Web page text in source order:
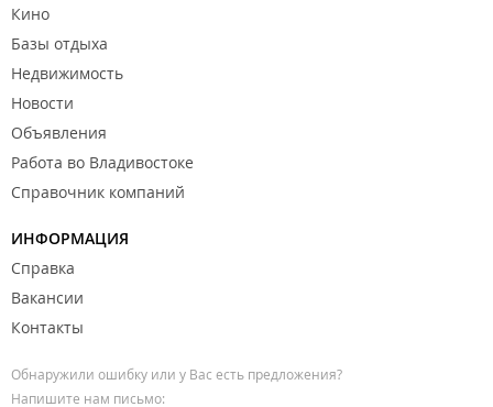
Кино
Базы отдыха
Недвижимость
Новости
Объявления
Работа во Владивостоке
Справочник компаний
ИНФОРМАЦИЯ
Справка
Вакансии
Контакты
Обнаружили ошибку или у Вас есть предложения?
Напишите нам письмо: